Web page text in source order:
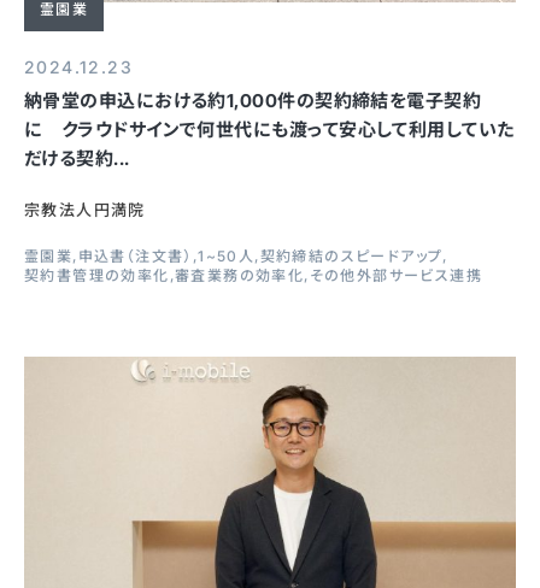
霊園業
2024.12.23
納骨堂の申込における約1,000件の契約締結を電子契約
に クラウドサインで何世代にも渡って安心して利用していた
だける契約...
宗教法人円満院
霊園業 申込書（注文書） 1~50人 契約締結のスピードアップ
契約書管理の効率化 審査業務の効率化 その他外部サービス連携